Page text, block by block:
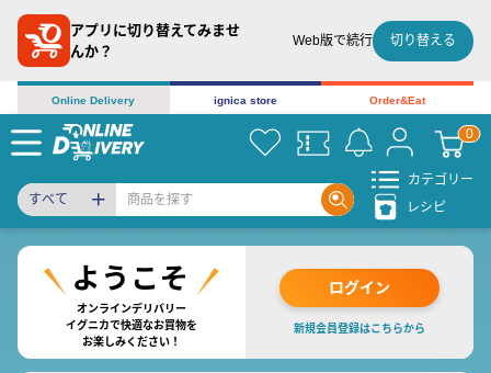
アプリに切り替えてみませ
んか？
Web版で続行 切り替える
Online Delivery ignica store Order&Eat
すべて
カテゴリー
レシピ
オンラインデリバリー
イグニカで快適なお買物を
お楽しみください！
ログイン
新規会員登録はこちらから